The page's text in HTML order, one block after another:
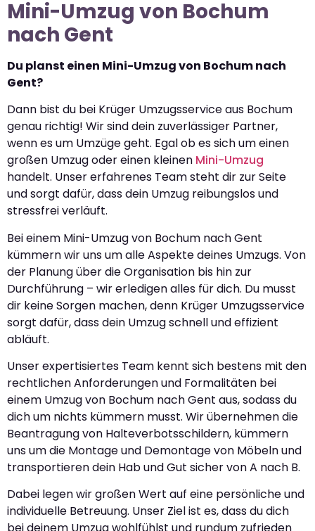
Mini-Umzug von Bochum
nach Gent
Du planst einen Mini-Umzug von Bochum nach
Gent?
Dann bist du bei Krüger Umzugsservice aus Bochum
genau richtig! Wir sind dein zuverlässiger Partner,
wenn es um Umzüge geht. Egal ob es sich um einen
großen Umzug oder einen kleinen Mini-Umzug
handelt. Unser erfahrenes Team steht dir zur Seite
und sorgt dafür, dass dein Umzug reibungslos und
stressfrei verläuft.
Bei einem Mini-Umzug von Bochum nach Gent
kümmern wir uns um alle Aspekte deines Umzugs. Von
der Planung über die Organisation bis hin zur
Durchführung – wir erledigen alles für dich. Du musst
dir keine Sorgen machen, denn Krüger Umzugsservice
sorgt dafür, dass dein Umzug schnell und effizient
abläuft.
Unser expertisiertes Team kennt sich bestens mit den
rechtlichen Anforderungen und Formalitäten bei
einem Umzug von Bochum nach Gent aus, sodass du
dich um nichts kümmern musst. Wir übernehmen die
Beantragung von Halteverbotsschildern, kümmern
uns um die Montage und Demontage von Möbeln und
transportieren dein Hab und Gut sicher von A nach B.
Dabei legen wir großen Wert auf eine persönliche und
individuelle Betreuung. Unser Ziel ist es, dass du dich